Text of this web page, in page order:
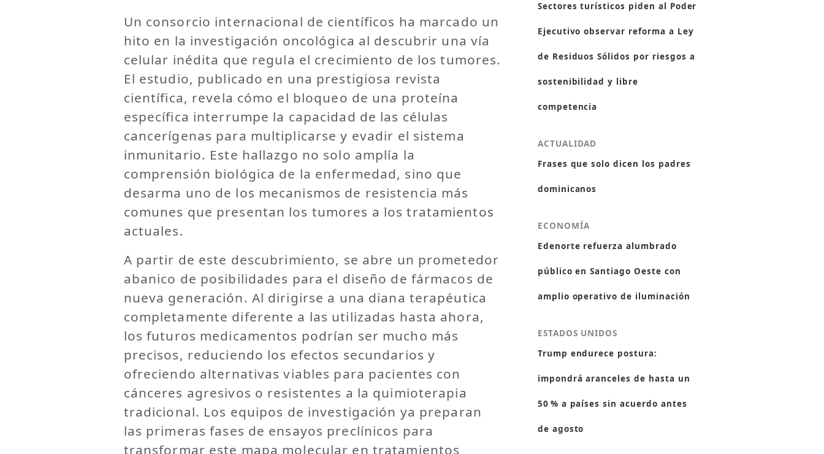
Un consorcio internacional de científicos ha marcado un
hito en la investigación oncológica al descubrir una vía
celular inédita que regula el crecimiento de los tumores.
El estudio, publicado en una prestigiosa revista
científica, revela cómo el bloqueo de una proteína
específica interrumpe la capacidad de las células
cancerígenas para multiplicarse y evadir el sistema
inmunitario. Este hallazgo no solo amplía la
comprensión biológica de la enfermedad, sino que
desarma uno de los mecanismos de resistencia más
comunes que presentan los tumores a los tratamientos
actuales.
A partir de este descubrimiento, se abre un prometedor
abanico de posibilidades para el diseño de fármacos de
nueva generación. Al dirigirse a una diana terapéutica
completamente diferente a las utilizadas hasta ahora,
los futuros medicamentos podrían ser mucho más
precisos, reduciendo los efectos secundarios y
ofreciendo alternativas viables para pacientes con
cánceres agresivos o resistentes a la quimioterapia
tradicional. Los equipos de investigación ya preparan
las primeras fases de ensayos preclínicos para
transformar este mapa molecular en tratamientos
Sectores turísticos piden al Poder
Ejecutivo observar reforma a Ley
de Residuos Sólidos por riesgos a
sostenibilidad y libre
competencia
ACTUALIDAD
Frases que solo dicen los padres
dominicanos
ECONOMÍA
Edenorte refuerza alumbrado
público en Santiago Oeste con
amplio operativo de iluminación
ESTADOS UNIDOS
Trump endurece postura:
impondrá aranceles de hasta un
50 % a países sin acuerdo antes
de agosto